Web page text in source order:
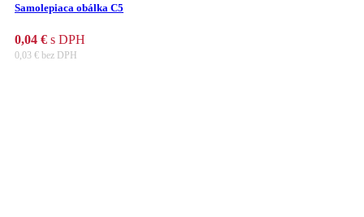
Samolepiaca obálka C5
0,04 € s DPH
0,03 € bez DPH